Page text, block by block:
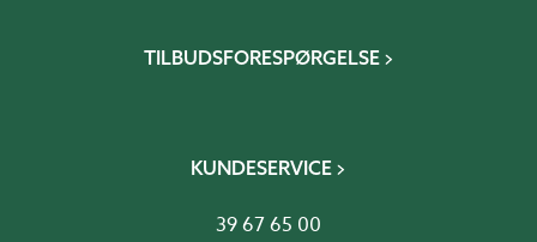
TILBUDSFORESPØRGELSE
KUNDESERVICE
39 67 65 00